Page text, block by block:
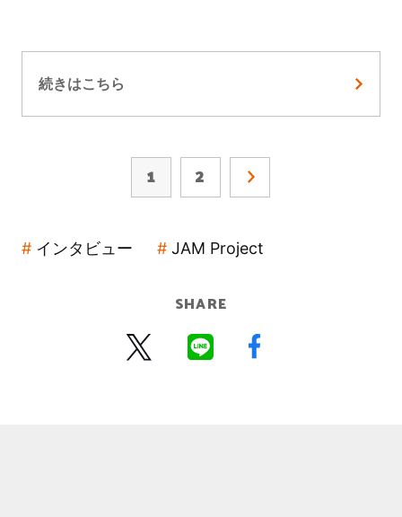
続きはこちら
1 2
インタビュー JAM Project
SHARE